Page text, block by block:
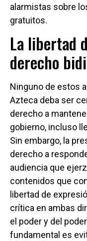
alarmistas sobre
gratuitos.
La libertad
derecho
Ninguno de estos
Azteca deba ser
derecho a
gobierno, incluso
Sin embargo, la
derecho a
audiencia que
contenidos que
libertad de
crítica en ambas
el poder y del
fundamental es